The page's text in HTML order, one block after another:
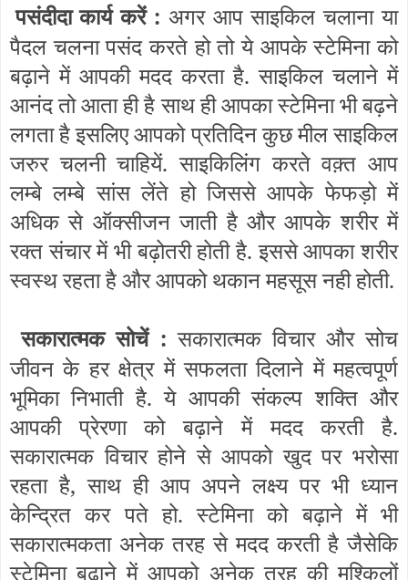
पसंदीदा कार्य करें : अगर आप साइकिल चलाना या
पैदल चलना पसंद करते हो तो ये आपके स्टेमिना को
बढ़ाने में आपकी मदद करता है. साइकिल चलाने में
आनंद तो आता ही है साथ ही आपका स्टेमिना भी बढ़ने
लगता है इसलिए आपको प्रतिदिन कुछ मील साइकिल
जरुर चलनी चाहियें. साइकिलिंग करते वक़्त आप
लम्बे लम्बे सांस लेंते हो जिससे आपके फेफड़ो में
अधिक से ऑक्सीजन जाती है और आपके शरीर में
रक्त संचार में भी बढ़ोतरी होती है. इससे आपका शरीर
स्वस्थ रहता है और आपको थकान महसूस नही होती.
सकारात्मक सोचें : सकारात्मक विचार और सोच
जीवन के हर क्षेत्र में सफलता दिलाने में महत्वपूर्ण
भूमिका निभाती है. ये आपकी संकल्प शक्ति और
आपकी प्रेरणा को बढ़ाने में मदद करती है.
सकारात्मक विचार होने से आपको खुद पर भरोसा
रहता है, साथ ही आप अपने लक्ष्य पर भी ध्यान
केन्द्रित कर पते हो. स्टेमिना को बढ़ाने में भी
सकारात्मकता अनेक तरह से मदद करती है जैसेकि
स्टेमिना बढ़ाने में आपको अनेक तरह की मुश्किलों